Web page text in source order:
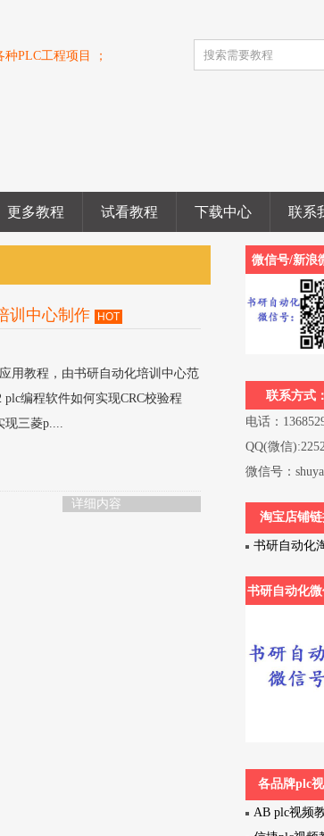
PLC工程项目 ；
更多教程 试看教程 下载中心 联系
训中心制作 HOT
用教程，由书研自动化培训中心范
编程软件如何实现CRC校验程
现三菱p....
详细内容
微信号/新浪
联系方式：
电话：
QQ(微信
微信号：
淘宝店铺
书研自动化
书研自动化
各品牌plc
AB plc视频